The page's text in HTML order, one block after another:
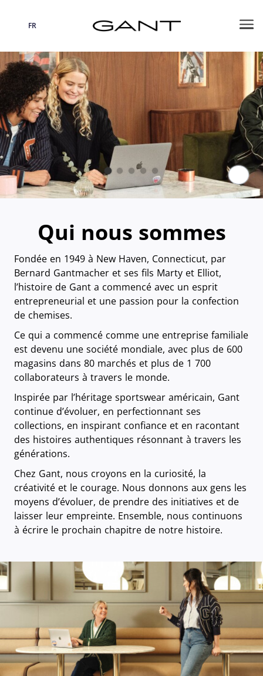
Langue
FR
Qui nous sommes
Fondée en 1949 à New Haven, Connecticut, par
Bernard Gantmacher et ses fils Marty et Elliot,
l’histoire de Gant a commencé avec un esprit
entrepreneurial et une passion pour la confection
de chemises.
Ce qui a commencé comme une entreprise familiale
est devenu une société mondiale, avec plus de 600
magasins dans 80 marchés et plus de 1 700
collaborateurs à travers le monde.
Inspirée par l’héritage sportswear américain, Gant
continue d’évoluer, en perfectionnant ses
collections, en inspirant confiance et en racontant
des histoires authentiques résonnant à travers les
générations.
Chez Gant, nous croyons en la curiosité, la
créativité et le courage. Nous donnons aux gens les
moyens d’évoluer, de prendre des initiatives et de
laisser leur empreinte. Ensemble, nous continuons
à écrire le prochain chapitre de notre histoire.